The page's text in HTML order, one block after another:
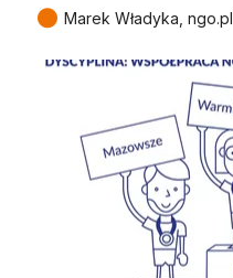
● Marek Władyka, ngo.pl